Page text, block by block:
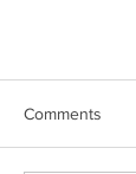
Comments